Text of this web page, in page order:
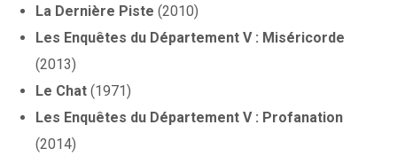
La Dernière Piste (2010)
Les Enquêtes du Département V : Miséricorde
(2013)
Le Chat (1971)
Les Enquêtes du Département V : Profanation
(2014)